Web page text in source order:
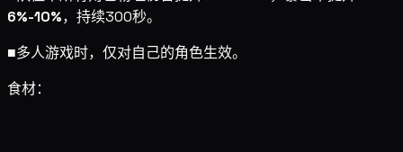
6%-10%，持续300秒。
■多人游戏时，仅对自己的角色生效。
食材：